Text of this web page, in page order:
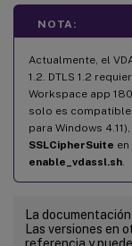
NOTA:
Actualmente, el
1.2. DTLS 1.2
Workspace app
solo es compatible
para Windows
SSLCipherSuite en
enable_vdassl.sh
La
Las versiones en
referencia y